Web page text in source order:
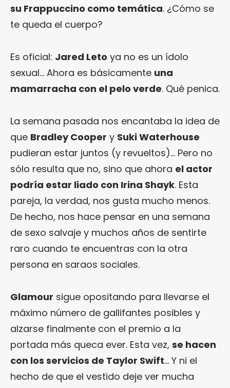
su Frappuccino como temática. ¿Cómo se
te queda el cuerpo?
Es oficial: Jared Leto ya no es un ídolo
sexual… Ahora es básicamente una
mamarracha con el pelo verde. Qué penica.
La semana pasada nos encantaba la idea de
que Bradley Cooper y Suki Waterhouse
pudieran estar juntos (y revueltos)… Pero no
sólo resulta que no, sino que ahora el actor
podría estar liado con Irina Shayk. Esta
pareja, la verdad, nos gusta mucho menos.
De hecho, nos hace pensar en una semana
de sexo salvaje y muchos años de sentirte
raro cuando te encuentras con la otra
persona en saraos sociales.
Glamour sigue opositando para llevarse el
máximo número de gallifantes posibles y
alzarse finalmente con el premio a la
portada más queca ever. Esta vez, se hacen
con los servicios de Taylor Swift… Y ni el
hecho de que el vestido deje ver mucha